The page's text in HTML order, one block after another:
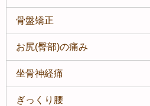
骨盤矯正
お尻(臀部)の痛み
坐骨神経痛
ぎっくり腰